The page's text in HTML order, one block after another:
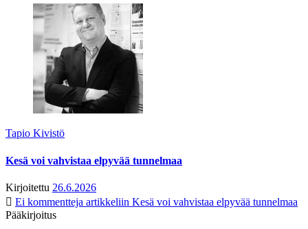
Tapio Kivistö
Kesä voi vahvistaa elpyvää tunnelmaa
Kirjoitettu 26.6.2026
Ei kommentteja artikkeliin Kesä voi vahvistaa elpyvää tunnelmaa
Pääkirjoitus